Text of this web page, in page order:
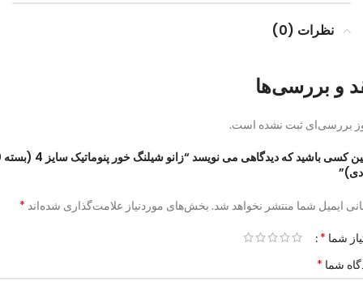
نظرات (0)
و بررسی‌ها
بررسی‌ای ثبت نشده است.
ایمیل شما منتشر نخواهد شد. بخش‌های موردنیاز علامت‌گذاری شده‌اند *
شما *
شما *